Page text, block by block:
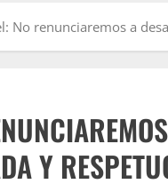
No renunciaremos a
Y